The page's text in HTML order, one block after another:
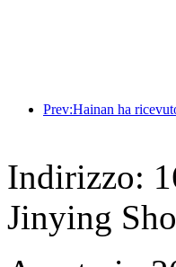
Indirizzo:
Jinying